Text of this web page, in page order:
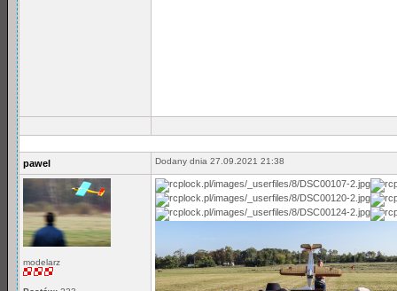
pawel Dodany dnia 27.09.2021 21:38
modelarz